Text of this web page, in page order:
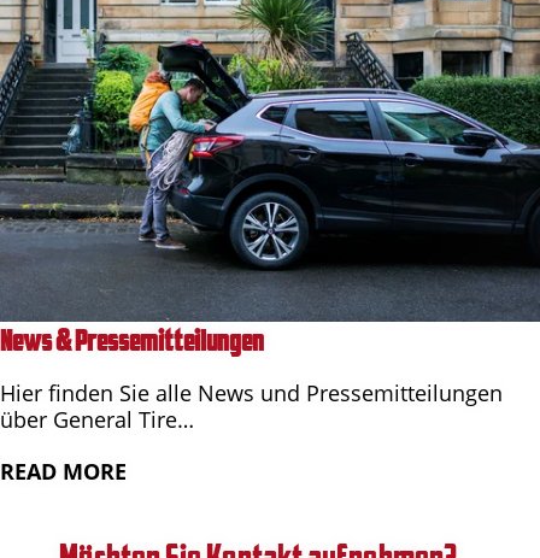
News & Pressemitteilungen
Hier finden Sie alle News und Pressemitteilungen
über General Tire…
READ MORE